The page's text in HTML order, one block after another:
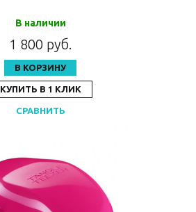
В наличии
1 800 руб.
В КОРЗИНУ
КУПИТЬ В 1 КЛИК
СРАВНИТЬ